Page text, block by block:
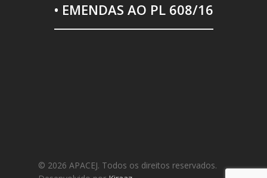
• EMENDAS AO PL 608/16
© 2026 APACEJ. Todos os direitos reservados.